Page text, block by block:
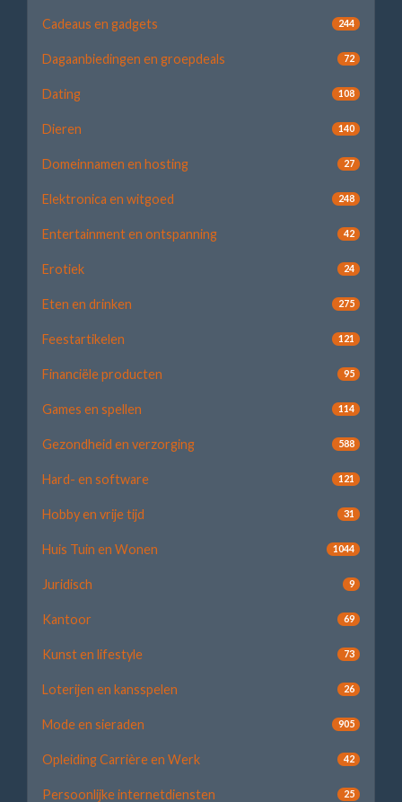
Cadeaus en gadgets 244
Dagaanbiedingen en groepdeals 72
Dating 108
Dieren 140
Domeinnamen en hosting 27
Elektronica en witgoed 248
Entertainment en ontspanning 42
Erotiek 24
Eten en drinken 275
Feestartikelen 121
Financiële producten 95
Games en spellen 114
Gezondheid en verzorging 588
Hard- en software 121
Hobby en vrije tijd 31
Huis Tuin en Wonen 1044
Juridisch 9
Kantoor 69
Kunst en lifestyle 73
Loterijen en kansspelen 26
Mode en sieraden 905
Opleiding Carrière en Werk 42
Persoonlijke internetdiensten 25